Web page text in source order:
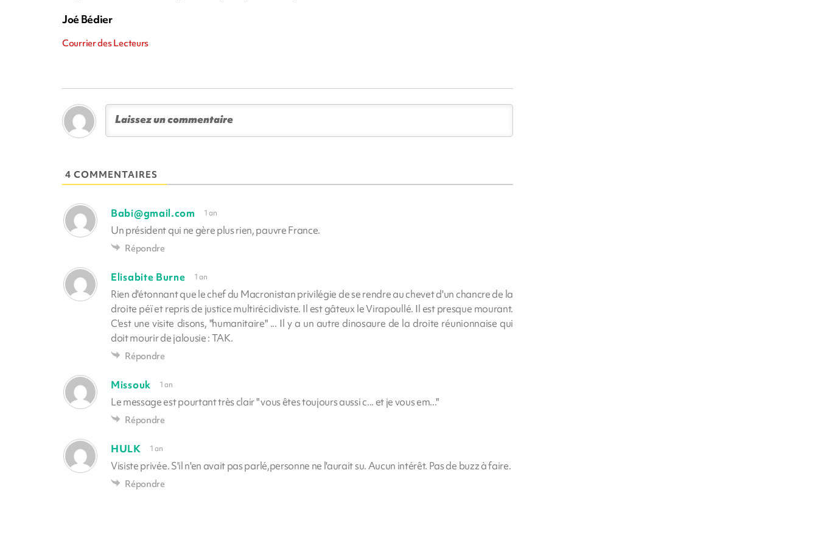
Joé Bédier
Courrier des Lecteurs
4 COMMENTAIRES
Babi@gmail.com 1 an
Un président qui ne gère plus rien, pauvre France.
Répondre
Elisabite Burne 1 an
Rien d'étonnant que le chef du Macronistan privilégie de se rendre au chevet d'un chancre de la
droite péï et repris de justice multirécidiviste. Il est gâteux le Virapoullé. Il est presque mourant.
C'est une visite disons, "humanitaire" ... Il y a un autre dinosaure de la droite réunionnaise qui
doit mourir de jalousie : TAK.
Répondre
Missouk 1 an
Le message est pourtant très clair " vous êtes toujours aussi c... et je vous em..."
Répondre
HULK 1 an
Visiste privée. S'il n'en avait pas parlé,personne ne l'aurait su. Aucun intérêt. Pas de buzz à faire.
Répondre